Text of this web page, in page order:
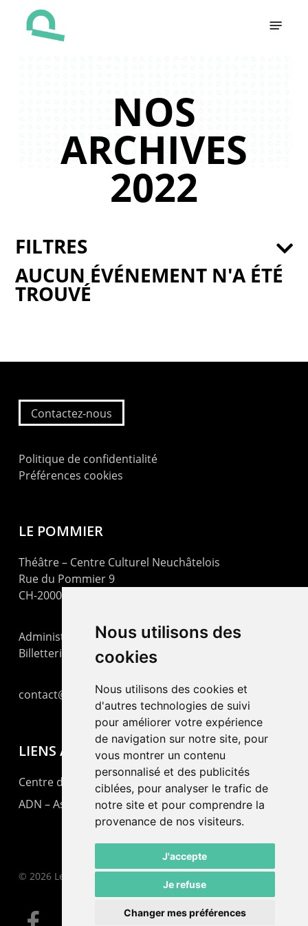
Nous utilisons des
cookies
Nous utilisons des cookies et
d'autres technologies de suivi
pour améliorer votre expérience
de navigation sur notre site, pour
vous montrer un contenu
personnalisé et des publicités
ciblées, pour analyser le trafic de
notre site et pour comprendre la
provenance de nos visiteurs.
J'accepte
Je refuse
Changer mes préférences
NOS
ARCHIVES
2022
AUCUN ÉVÉNEMENT N'A ÉTÉ
TROUVÉ
FILTRES
Contactez-nous
Politique de confidentialité
Préférences cookies
LE POMMIER
Théâtre – Centre Culturel Neuchâtelois
Rue du Pommier 9
CH-2000 Neuchâtel
Administration : +41 32 725 03 03
Billetterie : +41 32 725 05 05
contact@lepommier.ch
LIENS AMIS
Centre de culture ABC
ADN – Association Danse Neuchâtel
© 2026 Le Pommier.
facebook email